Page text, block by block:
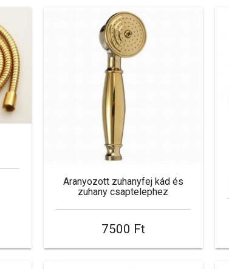
Aranyozott zuhanyfej kád és
zuhany csaptelephez
7500 Ft